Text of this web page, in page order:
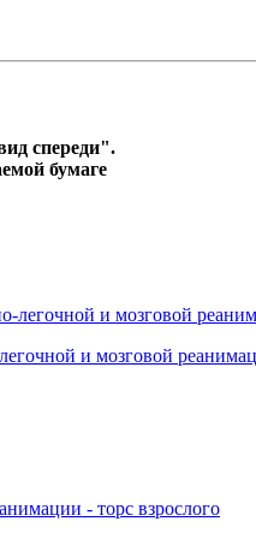
спереди".
бумаге
и мозговой